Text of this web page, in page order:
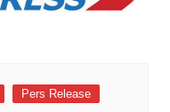
Pers Release